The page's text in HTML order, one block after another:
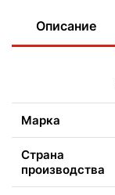
Описание
Марка
Страна
производства